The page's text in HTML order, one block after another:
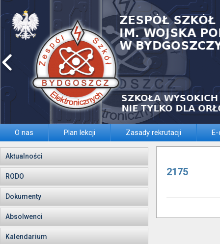
O nas Plan lekcji Zasady rekrutacji
Aktualności
RODO
Dokumenty
Absolwenci
Kalendarium
2175